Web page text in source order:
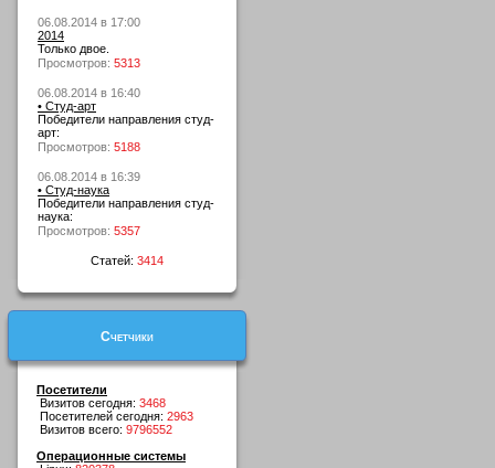
06.08.2014 в 17:00
2014
Только двое.
Просмотров: 5313
06.08.2014 в 16:40
• Студ-арт
Победители направления студ-
арт:
Просмотров: 5188
06.08.2014 в 16:39
• Студ-наука
Победители направления студ-
наука:
Просмотров: 5357
Статей: 3414
Счетчики
Посетители
Визитов сегодня: 3468
Посетителей сегодня: 2963
Визитов всего: 9796552
Операционные системы